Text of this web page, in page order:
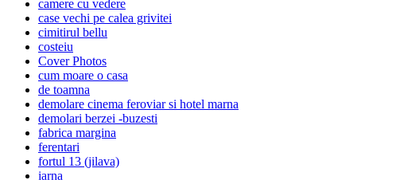
camere cu vedere
case vechi pe calea grivitei
cimitirul bellu
costeiu
Cover Photos
cum moare o casa
de toamna
demolare cinema feroviar si hotel marna
demolari berzei -buzesti
fabrica margina
ferentari
fortul 13 (jilava)
iarna